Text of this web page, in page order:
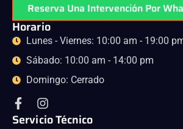
Reserva Una Intervención Por
Horario
Lunes - Viernes: 10:00 am - 19:00
Sábado: 10:00 am - 14:00 pm
Domingo: Cerrado
Servicio Técnico